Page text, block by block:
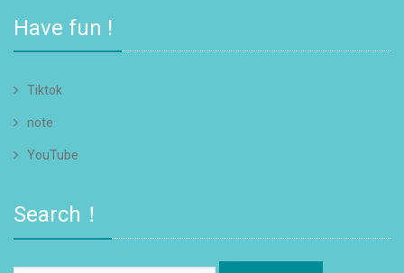
Have fun !
Tiktok
note
YouTube
Search！